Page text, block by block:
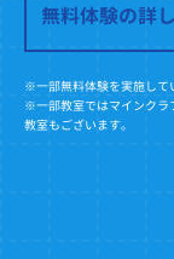
無料体験の詳
※一部無料体験を実施して
※一部教室ではマインクラ
教室もございます。